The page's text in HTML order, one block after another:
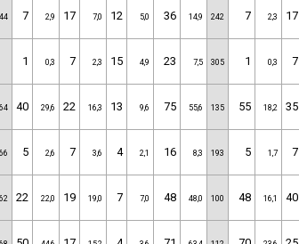
44 7 2,9 17 7,0 12 5,0 36 14,9 242 7 2,3 17
1 0,3 7 2,3 15 4,9 23 7,5 305 1 0,3 7
64 40 29,6 22 16,3 13 9,6 75 55,6 135 55 18,2 35
66 5 2,6 7 3,6 4 2,1 16 8,3 193 5 1,7 7
62 22 22,0 19 19,0 7 7,0 48 48,0 100 48 16,1 40